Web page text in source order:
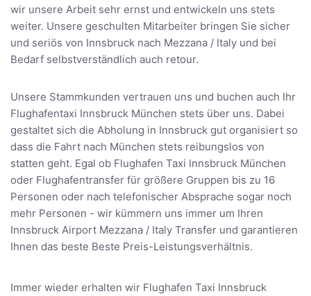
wir unsere Arbeit sehr ernst und entwickeln uns stets
weiter. Unsere geschulten Mitarbeiter bringen Sie sicher
und seriös von Innsbruck nach Mezzana / Italy und bei
Bedarf selbstverständlich auch retour.
Unsere Stammkunden vertrauen uns und buchen auch Ihr
Flughafentaxi Innsbruck München stets über uns. Dabei
gestaltet sich die Abholung in Innsbruck gut organisiert so
dass die Fahrt nach München stets reibungslos von
statten geht. Egal ob Flughafen Taxi Innsbruck München
oder Flughafentransfer für größere Gruppen bis zu 16
Personen oder nach telefonischer Absprache sogar noch
mehr Personen - wir kümmern uns immer um Ihren
Innsbruck Airport Mezzana / Italy Transfer und garantieren
Ihnen das beste Beste Preis-Leistungsverhältnis.
Immer wieder erhalten wir Flughafen Taxi Innsbruck